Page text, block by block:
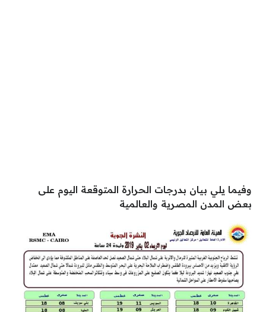
وفيما يلي بيان بدرجات الحرارة المتوقعة اليوم على
بعض المدن المصرية والعالمية